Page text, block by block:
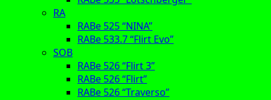
RA
RABe 525 “NINA”
RABe 533.7 “Flirt Evo”
SOB
RABe 526 “Flirt 3”
RABe 526 “Flirt”
RABe 526 “Traverso”